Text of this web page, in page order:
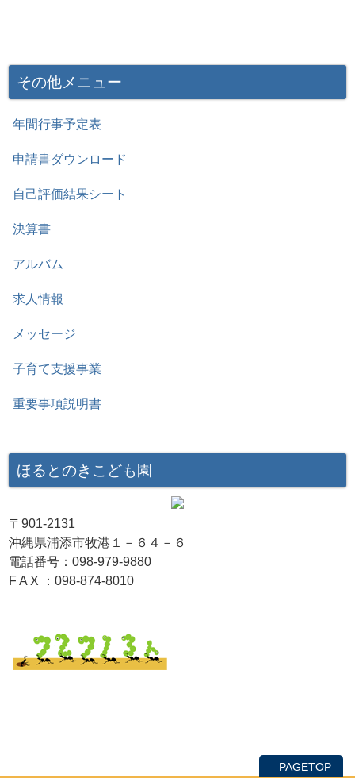
その他メニュー
年間行事予定表
申請書ダウンロード
自己評価結果シート
決算書
アルバム
求人情報
メッセージ
子育て支援事業
重要事項説明書
ほるとのきこども園
〒901-2131
沖縄県浦添市牧港１－６４－６
電話番号：098-979-9880
F A X ：098-874-8010
PAGETOP